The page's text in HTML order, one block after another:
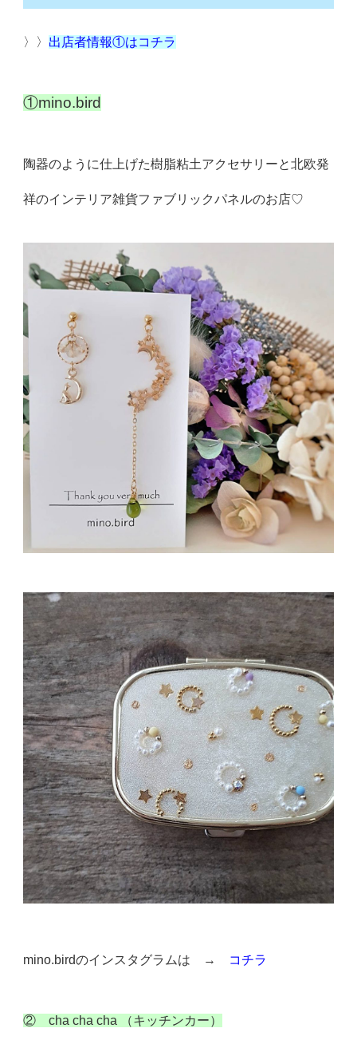
〉〉 出店者情報①はコチラ
①mino.bird
陶器のように仕上げた樹脂粘土アクセサリーと北欧発
祥のインテリ ア雑貨ファブリックパネルのお店♡
mino.birdのインスタグラムは → コチラ
② cha cha cha （キッチンカー）